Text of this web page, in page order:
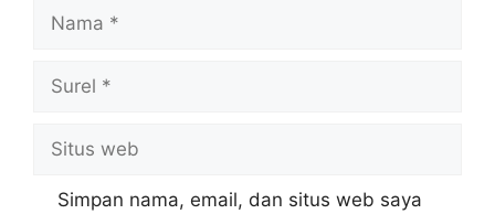
web
Simpan nama, email, dan situs web saya